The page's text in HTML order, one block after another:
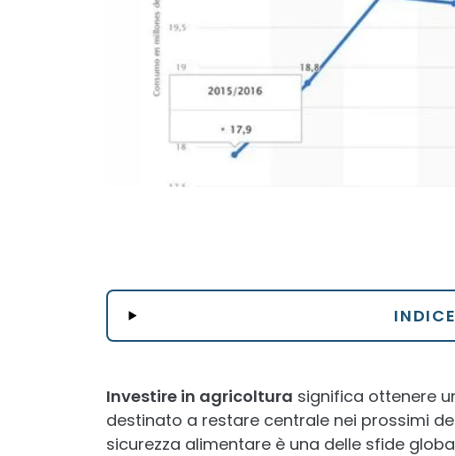
INDICE
Investire in agricoltura significa ottenere
destinato a restare centrale nei prossimi
sicurezza alimentare è una delle sfide